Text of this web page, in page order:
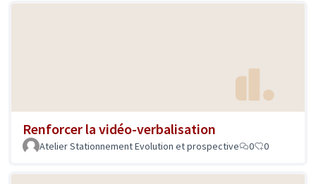
Renforcer la vidéo-verbalisation
Atelier Stationnement Evolution et prospective 0 0